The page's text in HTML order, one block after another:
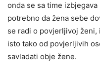
onda se sa time
potrebno da žena sebe
se radi o povjerljivoj ženi,
isto tako od povjerljivih
savladati obje žene.